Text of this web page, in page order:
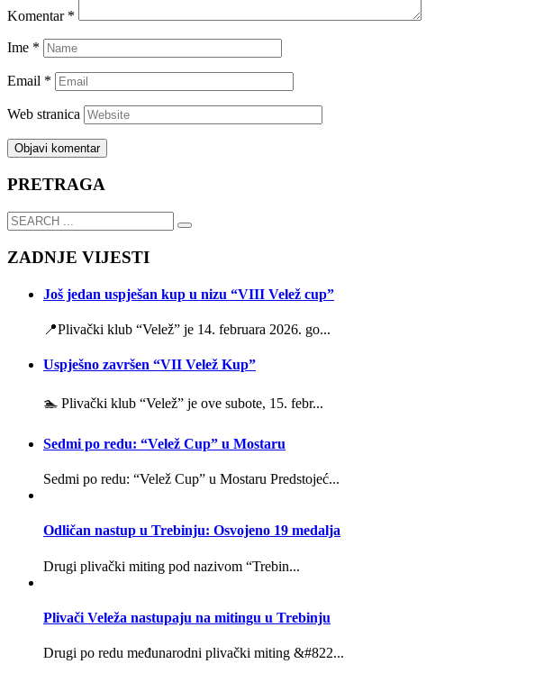
Komentar *
Ime *
Email *
Web stranica
PRETRAGA
ZADNJE VIJESTI
Još jedan uspješan kup u nizu “VIII Velež cup”
📍Plivački klub “Velež” je 14. februara 2026. go...
Uspješno završen “VII Velež Kup”
🏊 Plivački klub “Velež” je ove subote, 15. febr...
Sedmi po redu: “Velež Cup” u Mostaru
Sedmi po redu: “Velež Cup” u Mostaru Predstojeć...
Odličan nastup u Trebinju: Osvojeno 19 medalja
Drugi plivački miting pod nazivom “Trebin...
Plivači Veleža nastupaju na mitingu u Trebinju
Drugi po redu međunarodni plivački miting &#822...